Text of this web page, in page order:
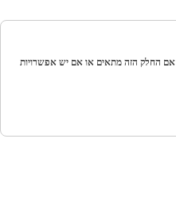
הזה מתאים או אם יש אפשרויות